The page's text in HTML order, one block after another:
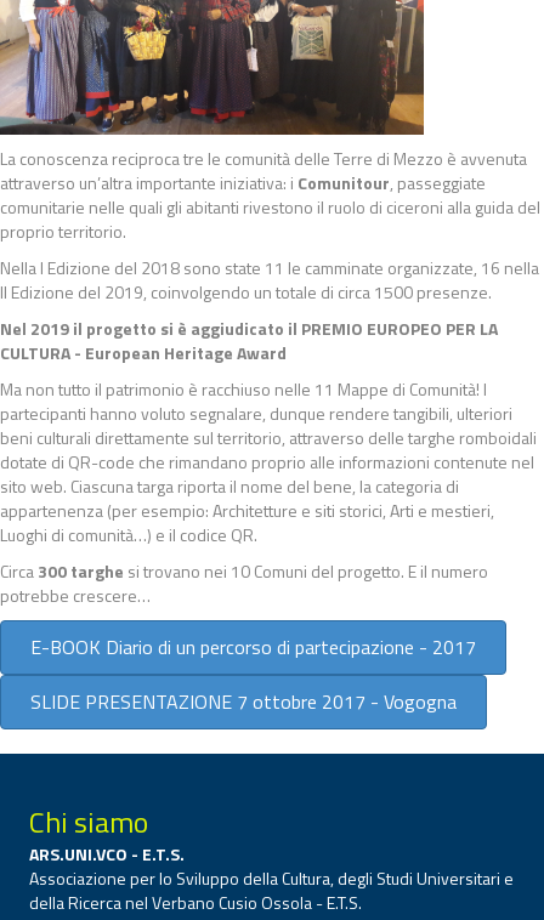
La conoscenza reciproca tre le comunità delle Terre di Mezzo è avvenuta
attraverso un’altra importante iniziativa: i Comunitour, passeggiate
comunitarie nelle quali gli abitanti rivestono il ruolo di ciceroni alla guida del
proprio territorio.
Nella I Edizione del 2018 sono state 11 le camminate organizzate, 16 nella
II Edizione del 2019, coinvolgendo un totale di circa 1500 presenze.
Nel 2019 il progetto si è aggiudicato il PREMIO EUROPEO PER LA
CULTURA - European Heritage Award
Ma non tutto il patrimonio è racchiuso nelle 11 Mappe di Comunità! I
partecipanti hanno voluto segnalare, dunque rendere tangibili, ulteriori
beni culturali direttamente sul territorio, attraverso delle targhe romboidali
dotate di QR-code che rimandano proprio alle informazioni contenute nel
sito web. Ciascuna targa riporta il nome del bene, la categoria di
appartenenza (per esempio: Architetture e siti storici, Arti e mestieri,
Luoghi di comunità…) e il codice QR.
Circa300 targhe si trovano nei 10 Comuni del progetto. E il numero
potrebbe crescere…
E-BOOK Diario di un percorso di partecipazione - 2017
SLIDE PRESENTAZIONE 7 ottobre 2017 - Vogogna
Chi siamo
ARS.UNI.VCO - E.T.S.
Associazione per lo Sviluppo della Cultura, degli Studi Universitari e
della Ricerca nel Verbano Cusio Ossola - E.T.S.